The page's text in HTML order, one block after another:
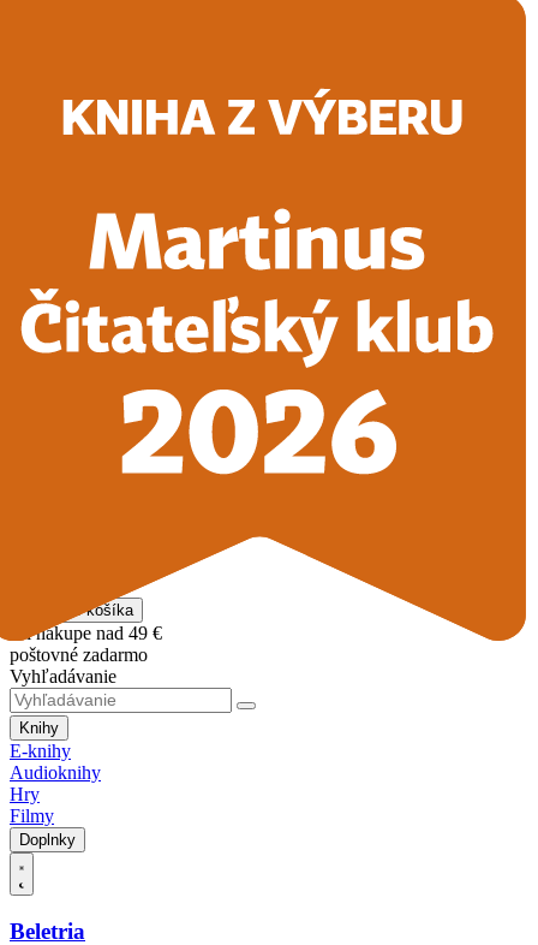
Vyhľadávanie
Prihlásiť
Vložiť do košíka
Pri nákupe nad 49 €
poštovné zadarmo
Vyhľadávanie
Knihy
E-knihy
Audioknihy
Hry
Filmy
Doplnky
Beletria